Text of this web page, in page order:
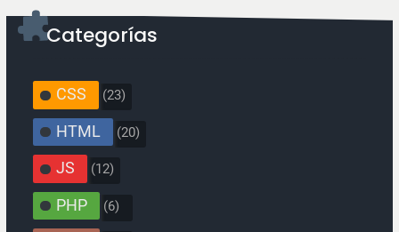
Categorías
CSS (23)
HTML (20)
JS (12)
PHP (6)